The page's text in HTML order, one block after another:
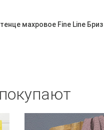
махровое Fine Line